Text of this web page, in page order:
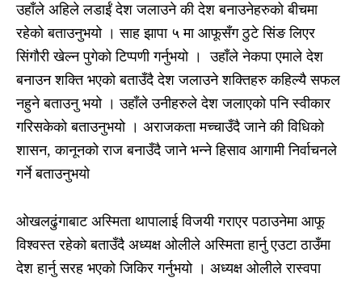
उहाँले अहिले लडाईं देश जलाउने की देश बनाउनेहरुको बीचमा
रहेको बताउनुभयो । साह झापा ५ मा आफूसँग ठुटे सिंङ लिएर
सिंगौरी खेल्न पुगेको टिप्पणी गर्नुभयो । उहाँले नेकपा एमाले देश
बनाउन शक्ति भएको बताउँदै देश जलाउने शक्तिहरु कहिल्यै सफल
नहुने बताउनु भयो । उहाँले उनीहरुले देश जलाएको पनि स्वीकार
गरिसकेको बताउनुभयो । अराजकता मच्चाउँदै जाने की विधिको
शासन, कानूनको राज बनाउँदै जाने भन्ने हिसाव आगामी निर्वाचनले
गर्ने बताउनुभयो
ओखलढुंगाबाट अस्मिता थापालाई विजयी गराएर पठाउनेमा आफू
विश्वस्त रहेको बताउँदै अध्यक्ष ओलीले अस्मिता हार्नु एउटा ठाउँमा
देश हार्नु सरह भएको जिकिर गर्नुभयो । अध्यक्ष ओलीले रास्वपा